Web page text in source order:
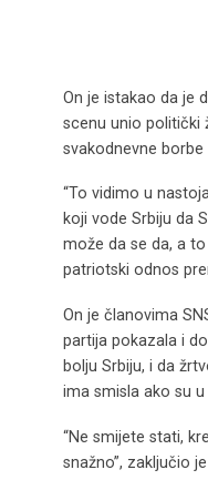
On je istakao da je
scenu unio politički
svakodnevne borbe
“To vidimo u
koji vode Srbiju da
može da se da, a
patriotski odnos
On je članovima
partija pokazala i
bolju Srbiju, i da
ima smisla ako su
“Ne smijete stati,
snažno”, zaključio